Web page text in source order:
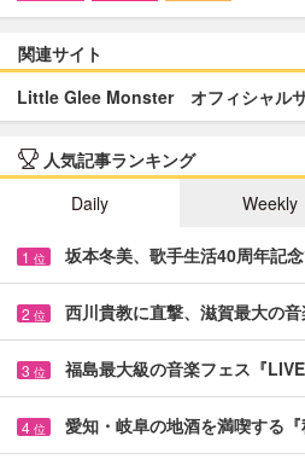
関連サイト
Little Glee Monster オフィシャル
人気記事ランキング
Daily
Weekly
1 位 坂本冬美、歌手生活40周年記
2 位 西川貴教に直撃、滋賀最大の
3 位 福島最大級の音楽フェス『
4 位 愛知・岐阜の地酒を満喫する